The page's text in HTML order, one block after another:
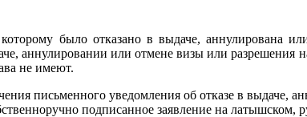
было отказано в выдаче, аннулирована
аннулировании или отмене визы или
не имеют.
письменного уведомления об отказе в
подписанное заявление на латышском,